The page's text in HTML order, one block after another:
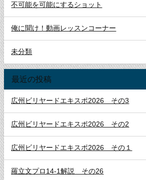
不可能を可能にするショット
俺に聞け！動画レッスンコーナー
未分類
最近の投稿
広州ビリヤードエキスポ2026 その3
広州ビリヤードエキスポ2026 その2
広州ビリヤードエキスポ2026 その１
羅立文プロ14-1解説 その26